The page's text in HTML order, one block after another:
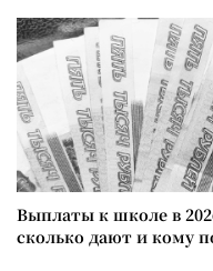
Выплаты к школе в
сколько дают и кому